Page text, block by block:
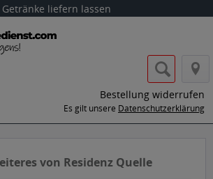
Getränke liefern lassen
Bestellung widerrufen
Es gilt unsere Datenschutzerklärung
von Residenz Quelle